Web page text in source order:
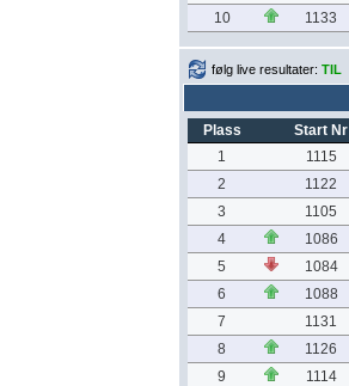
10
1133
følg live resultater: TIL
Plass Start Nr
1
1115
2
1122
3
1105
4
1086
5
1084
6
1088
7
1131
8
1126
9
1114